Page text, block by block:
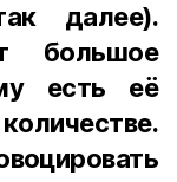
далее).
большое
есть её